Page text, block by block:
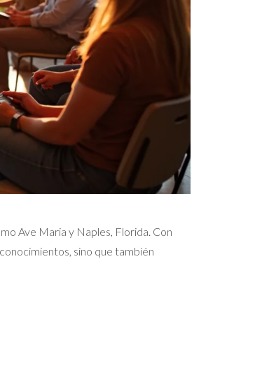
Ave Maria y Naples, Florida. Con
sino que también